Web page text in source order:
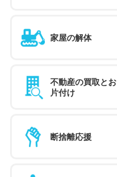
家屋の解体
不動産の買取とお
片付け
断捨離応援